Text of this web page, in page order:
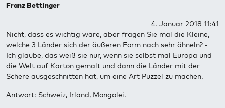
Franz Bettinger
4. Januar 2018 11:41
Nicht, dass es wichtig wäre, aber fragen Sie mal die Kleine,
welche 3 Länder sich der äußeren Form nach sehr ähneln? -
Ich glaube, das weiß sie nur, wenn sie selbst mal Europa und
die Welt auf Karton gemalt und dann die Länder mit der
Schere ausgeschnitten hat, um eine Art Puzzel zu machen.
Antwort: Schweiz, Irland, Mongolei.